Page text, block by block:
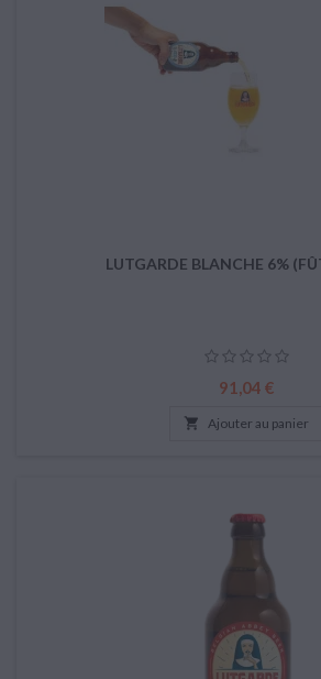
LUTGARDE BLANCHE 6%
Prix
91,04 €
 Ajouter au panier